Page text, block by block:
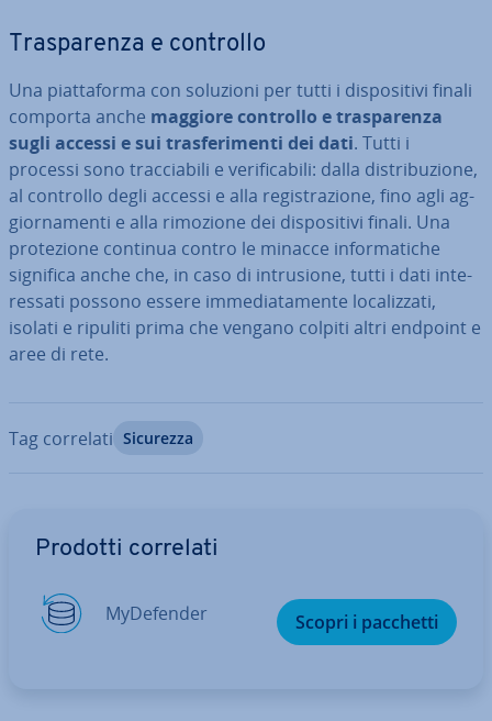
Tra­spa­ren­za e controllo
Una piat­ta­for­ma con soluzioni per tutti i di­spo­si­ti­vi finali
comporta anche maggiore controllo e tra­spa­ren­za
sugli accessi e sui tra­sfe­ri­men­ti dei dati. Tutti i
processi sono trac­cia­bi­li e ve­ri­fi­ca­bi­li: dalla di­stri­bu­zio­ne,
al controllo degli accessi e alla re­gi­stra­zio­ne, fino agli ag­
gior­na­men­ti e alla rimozione dei di­spo­si­ti­vi finali. Una
pro­te­zio­ne continua contro le minacce in­for­ma­ti­che
significa anche che, in caso di in­tru­sio­ne, tutti i dati in­te­
res­sa­ti possono essere im­me­dia­ta­men­te lo­ca­liz­za­ti,
isolati e ripuliti prima che vengano colpiti altri endpoint e
aree di rete.
Tag correlati Sicurezza
Prodotti correlati
My­De­fen­der Scopri i pacchetti